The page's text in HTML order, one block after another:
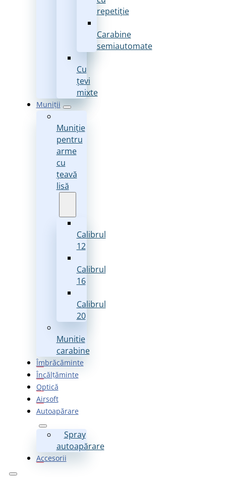
repetiție
Carabine
semiautomate
Cu
țevi
mixte
Muniții
Muniție
pentru
arme
cu
țeavă
lisă
Calibrul
12
Calibrul
16
Calibrul
20
Munitie
carabine
Îmbrăcăminte
Încălțăminte
Optică
Airsoft
Autoapărare
Spray
autoapărare
Accesorii